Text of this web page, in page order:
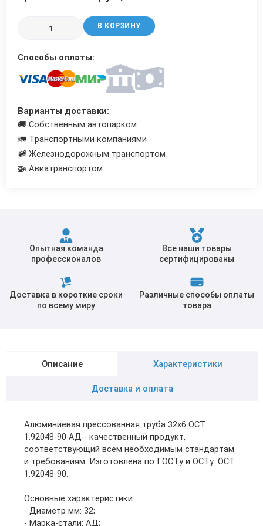
В КОРЗИНУ
Способы оплаты:
Варианты доставки:
🚚 Собственным автопарком
🚛 Транспортными компаниями
🚞 Железнодорожным транспортом
🚁 Авиатранспортом
Опытная команда
профессионалов
Все наши товары
сертифицированы
Доставка в короткие сроки
по всему миру
Различные способы оплаты
товара
Описание Характеристики
Доставка и оплата
Алюминиевая прессованная труба 32х6 ОСТ
1.92048-90 АД - качественный продукт,
соответствующий всем необходимым стандартам
и требованиям. Изготовлена по ГОСТу и ОСТу: ОСТ
1.92048-90.
Основные характеристики:
- Диаметр мм: 32;
- Марка-стали: АД;
Трубы в ВУС изоляции